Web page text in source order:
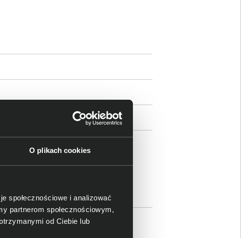
O plikach cookies
społecznościowe i analizować
partnerom społecznościowym,
od Ciebie lub
18, 73277 Owen/Teck, Germany;